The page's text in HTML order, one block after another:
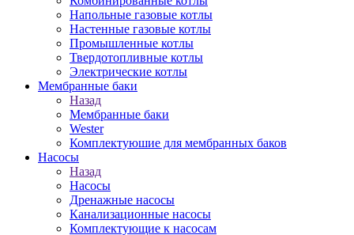
Напольные газовые котлы
Настенные газовые котлы
Промышленные котлы
Твердотопливные котлы
Электрические котлы
Мембранные баки
Назад
Мембранные баки
Wester
Комплектуюшие для мембранных баков
Насосы
Назад
Насосы
Дренажные насосы
Канализационные насосы
Комплектующие к насосам